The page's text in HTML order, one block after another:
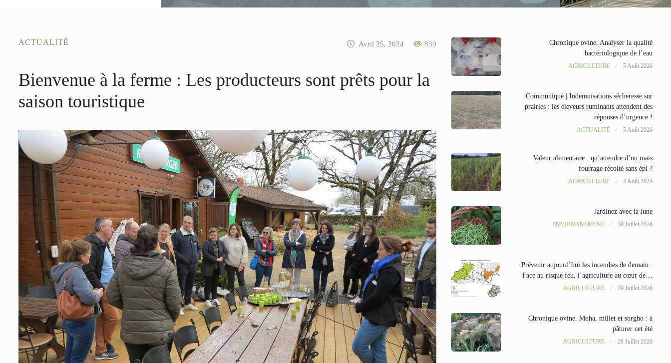
ACTUALITÉ Avril 25, 2024 839
Bienvenue à la ferme : Les producteurs sont prêts pour la
saison touristique
Chronique ovine. Analyser la qualité
bactériologique de l’eau
AGRICULTURE 5 Août 2026
Communiqué | Indemnisations sécheresse sur
prairies : les éleveurs ruminants attendent des
réponses d’urgence !
ACTUALITÉ 5 Août 2026
Valeur alimentaire : qu’attendre d’un maïs
fourrage récolté sans épi ?
AGRICULTURE 4 Août 2026
Jardinez avec la lune
ENVIRONNEMENT 30 Juillet 2026
Prévenir aujourd’hui les incendies de demain :
Face au risque feu, l’agriculture au cœur de…
AGRICULTURE 29 Juillet 2026
Chronique ovine. Moha, millet et sorgho : à
pâturer cet été
AGRICULTURE 28 Juillet 2026